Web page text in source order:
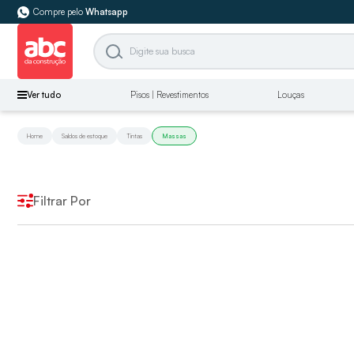
Compre pelo Whatsapp
Ver tudo Pisos | Revestimentos Louças
Home Saldos de estoque Tintas Massas
Filtrar Por